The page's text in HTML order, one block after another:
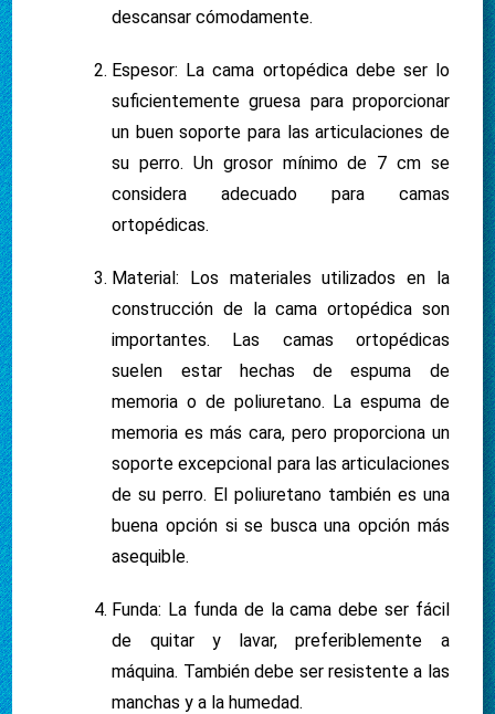
descansar cómodamente.
Espesor: La cama ortopédica debe ser lo
suficientemente gruesa para proporcionar
un buen soporte para las articulaciones de
su perro. Un grosor mínimo de 7 cm se
considera adecuado para camas
ortopédicas.
Material: Los materiales utilizados en la
construcción de la cama ortopédica son
importantes. Las camas ortopédicas
suelen estar hechas de espuma de
memoria o de poliuretano. La espuma de
memoria es más cara, pero proporciona un
soporte excepcional para las articulaciones
de su perro. El poliuretano también es una
buena opción si se busca una opción más
asequible.
Funda: La funda de la cama debe ser fácil
de quitar y lavar, preferiblemente a
máquina. También debe ser resistente a las
manchas y a la humedad.